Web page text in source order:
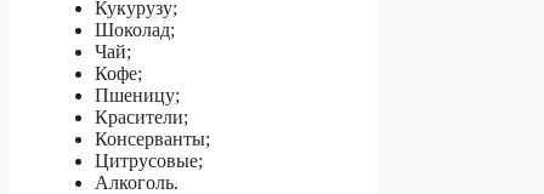
Кукурузу;
Шоколад;
Чай;
Кофе;
Пшеницу;
Красители;
Консерванты;
Цитрусовые;
Алкоголь.